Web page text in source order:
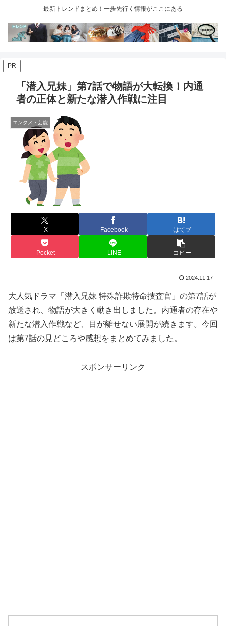
最新トレンドまとめ！一歩先行く情報がここにある
PR
「潜入兄妹」第7話で物語が大転換！内通
者の正体と新たな潜入作戦に注目
エンタメ・芸能
X Facebook はてブ
Pocket LINE コピー
2024.11.17
大人気ドラマ「潜入兄妹 特殊詐欺特命捜査官」の第7話が
放送され、物語が大きく動き出しました。内通者の存在や
新たな潜入作戦など、目が離せない展開が続きます。今回
は第7話の見どころや感想をまとめてみました。
スポンサーリンク